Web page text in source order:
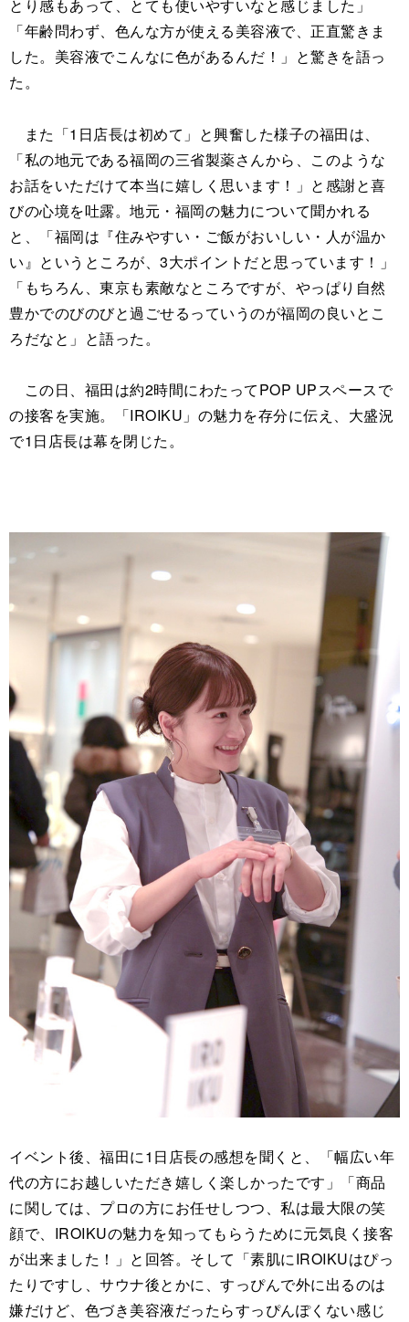
とり感もあって、とても使いやすいなと感じました」
「年齢問わず、色んな方が使える美容液で、正直驚きま
した。美容液でこんなに色があるんだ！」と驚きを語っ
た。
また「1日店長は初めて」と興奮した様子の福田は、
「私の地元である福岡の三省製薬さんから、このような
お話をいただけて本当に嬉しく思います！」と感謝と喜
びの心境を吐露。地元・福岡の魅力について聞かれる
と、「福岡は『住みやすい・ご飯がおいしい・人が温か
い』というところが、3大ポイントだと思っています！」
「もちろん、東京も素敵なところですが、やっぱり自然
豊かでのびのびと過ごせるっていうのが福岡の良いとこ
ろだなと」と語った。
この日、福田は約2時間にわたってPOP UPスペースで
の接客を実施。「IROIKU」の魅力を存分に伝え、大盛況
で1日店長は幕を閉じた。
イベント後、福田に1日店長の感想を聞くと、「幅広い年
代の方にお越しいただき嬉しく楽しかったです」「商品
に関しては、プロの方にお任せしつつ、私は最大限の笑
顔で、IROIKUの魅力を知ってもらうために元気良く接客
が出来ました！」と回答。そして「素肌にIROIKUはぴっ
たりですし、サウナ後とかに、すっぴんで外に出るのは
嫌だけど、色づき美容液だったらすっぴんぽくない感じ